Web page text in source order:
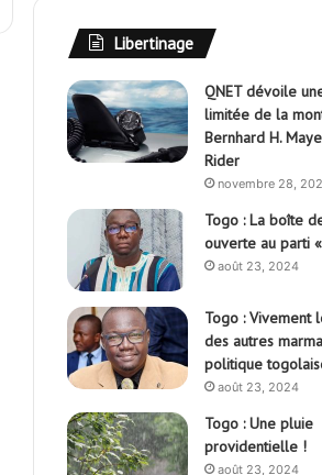
Libertinage
QNET dévoile
limitée de la
Bernhard H.
Rider
novembre 28,
Togo : La boîte
ouverte au parti
août 23, 2024
Togo : Vivement
des autres
politique
août 23, 2024
Togo : Une pluie
providentielle !
août 23, 2024